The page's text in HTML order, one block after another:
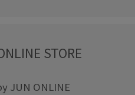
STORE
JUN ONLINE